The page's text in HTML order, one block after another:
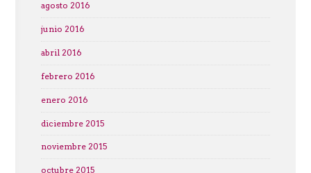
agosto 2016
junio 2016
abril 2016
febrero 2016
enero 2016
diciembre 2015
noviembre 2015
octubre 2015